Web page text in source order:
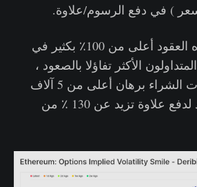
) في دفع الرسوم/علاوة.
التذبذب النظري لهذه العقود أعلى من 100٪ بكثير في
الأكثر تفاؤلا بالصعود ،
الذين يشترون خيارات الشراء برهان أعلى من 5 آلاف
دولار ، على استعداد لدفع علاوة تزيد عن 130 ٪ من